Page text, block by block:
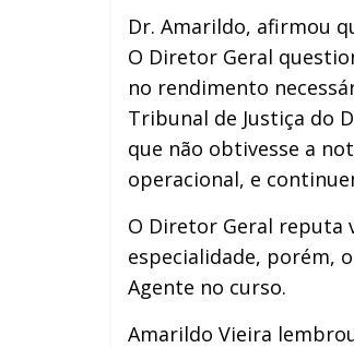
Dr. Amarildo, afirmou
O Diretor Geral
no rendimento
Tribunal de Justiça do
que não obtivesse a
operacional, e
O Diretor Geral reputa
especialidade, porém,
Agente no curso.
Amarildo Vieira